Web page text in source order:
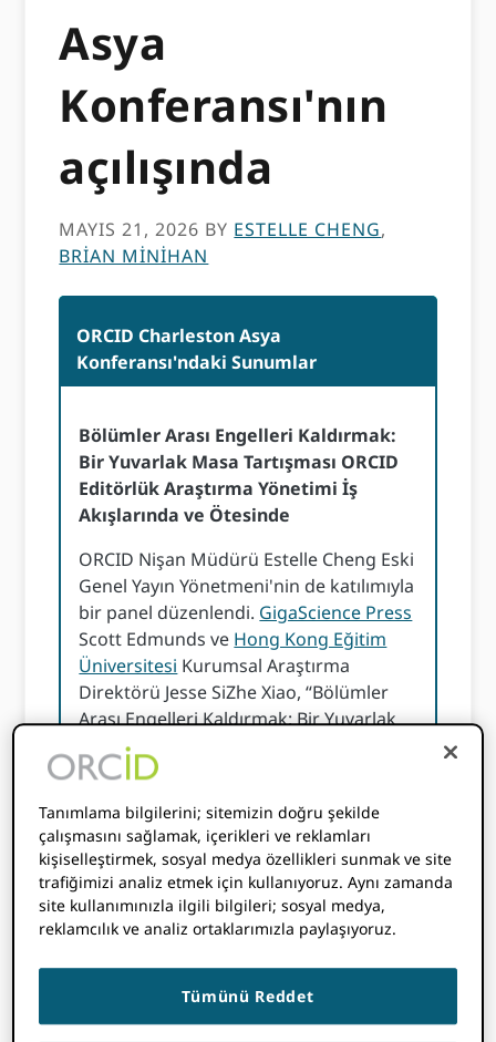
Asya
Konferansı'nın
açılışında
MAYIS 21, 2026 BY ESTELLE CHENG,
BRIAN MINIHAN
ORCID Charleston Asya
Konferansı'ndaki Sunumlar
Bölümler Arası Engelleri Kaldırmak:
Bir Yuvarlak Masa Tartışması ORCID
Editörlük Araştırma Yönetimi İş
Akışlarında ve Ötesinde
ORCID Nişan Müdürü Estelle Cheng Eski
Genel Yayın Yönetmeni'nin de katılımıyla
bir panel düzenlendi. GigaScience Press
Scott Edmunds ve Hong Kong Eğitim
Üniversitesi Kurumsal Araştırma
Direktörü Jesse SiZhe Xiao, “Bölümler
Arası Engelleri Kaldırmak: Bir Yuvarlak
Masa Tartışması” başlıklı bir sunum
yaptı. ORCID "Editöryel Araştırma
çalışmada, dergi editörleri ve üniversite
araştırma yöneticileri tarafından
PID'lerin benimsenmesinin somut
faydaları özetlenmiştir. İzleyin canlı
kaydedilmiş oturumhem desunumu
Japonya ORCID Konsorsiyum: Japonya
araştırmalarına uluslararası
Tanımlama bilgilerini; sitemizin doğru şekilde
çalışmasını sağlamak, içerikleri ve reklamları
kişiselleştirmek, sosyal medya özellikleri sunmak ve site
trafiğimizi analiz etmek için kullanıyoruz. Aynı zamanda
site kullanımınızla ilgili bilgileri; sosyal medya,
reklamcılık ve analiz ortaklarımızla paylaşıyoruz.
Tümünü Reddet